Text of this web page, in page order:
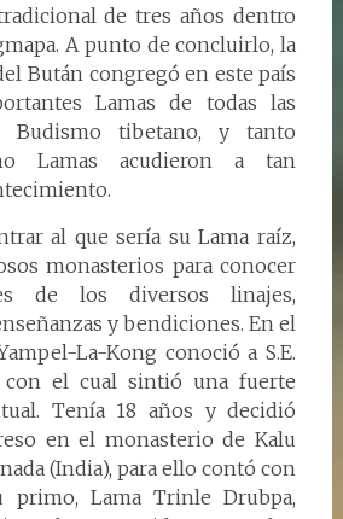
de tres años dentro
A punto de concluirlo, la
Bután congregó en este país
Lamas de todas las
Budismo tibetano, y tanto
Lamas acudieron a tan
al que sería su Lama raíz,
monasterios para conocer
de los diversos linajes,
y bendiciones. En el
La-Kong conoció a S.E.
con el cual sintió una fuerte
Tenía 18 años y decidió
en el monasterio de Kalu
(India), para ello contó con
primo, Lama Trinle Drubpa,